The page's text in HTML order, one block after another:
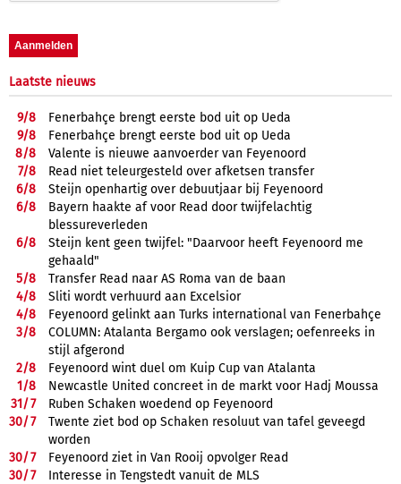
Laatste nieuws
9/8
Fenerbahçe brengt eerste bod uit op Ueda
9/8
Fenerbahçe brengt eerste bod uit op Ueda
8/8
Valente is nieuwe aanvoerder van Feyenoord
7/8
Read niet teleurgesteld over afketsen transfer
6/8
Steijn openhartig over debuutjaar bij Feyenoord
6/8
Bayern haakte af voor Read door twijfelachtig
blessureverleden
6/8
Steijn kent geen twijfel: "Daarvoor heeft Feyenoord me
gehaald"
5/8
Transfer Read naar AS Roma van de baan
4/8
Sliti wordt verhuurd aan Excelsior
4/8
Feyenoord gelinkt aan Turks international van Fenerbahçe
3/8
COLUMN: Atalanta Bergamo ook verslagen; oefenreeks in
stijl afgerond
2/8
Feyenoord wint duel om Kuip Cup van Atalanta
1/8
Newcastle United concreet in de markt voor Hadj Moussa
31/7
Ruben Schaken woedend op Feyenoord
30/7
Twente ziet bod op Schaken resoluut van tafel geveegd
worden
30/7
Feyenoord ziet in Van Rooij opvolger Read
30/7
Interesse in Tengstedt vanuit de MLS